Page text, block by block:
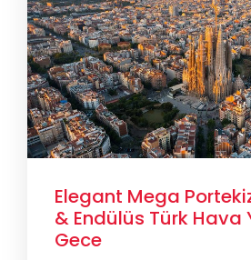
Elegant Mega
& Endülüs Türk Hava
Gece